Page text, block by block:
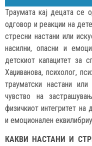
Траумата кај децата се
одговор и реакции на
стресни настани или
насилни, опасни и
детскиот капацитет за
Хаџиванова, психолог,
трауматски настани или
чувство на
физичкиот интегритет
и емоционален
КАКВИ НАСТАНИ И